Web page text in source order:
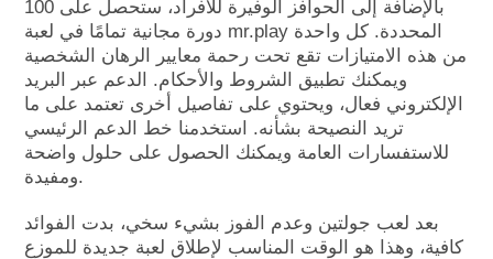
بالإضافة إلى الحوافز الوفيرة للأفراد، ستحصل على 100
دورة مجانية تمامًا في لعبة mr.play المحددة. كل واحدة
من هذه الامتيازات تقع تحت رحمة معايير الرهان الشخصية
ويمكنك تطبيق الشروط والأحكام. الدعم عبر البريد
الإلكتروني فعال، ويحتوي على تفاصيل أخرى تعتمد على ما
تريد النصيحة بشأنه. استخدمنا خط الدعم الرئيسي
للاستفسارات العامة ويمكنك الحصول على حلول واضحة
ومفيدة.
بعد لعب جولتين وعدم الفوز بشيء سخي، بدت الفوائد
كافية، وهذا هو الوقت المناسب لإطلاق لعبة جديدة للموزع